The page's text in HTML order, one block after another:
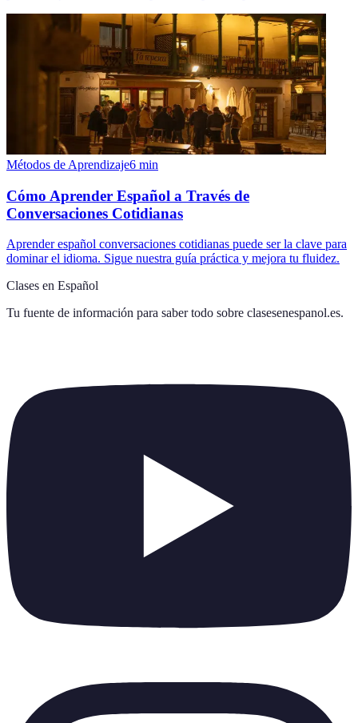
Métodos de Aprendizaje6 min
Cómo Aprender Español a Través de
Conversaciones Cotidianas
Aprender español conversaciones cotidianas puede ser la clave para
dominar el idioma. Sigue nuestra guía práctica y mejora tu fluidez.
Clases en Español
Tu fuente de información para saber todo sobre clasesenespanol.es.